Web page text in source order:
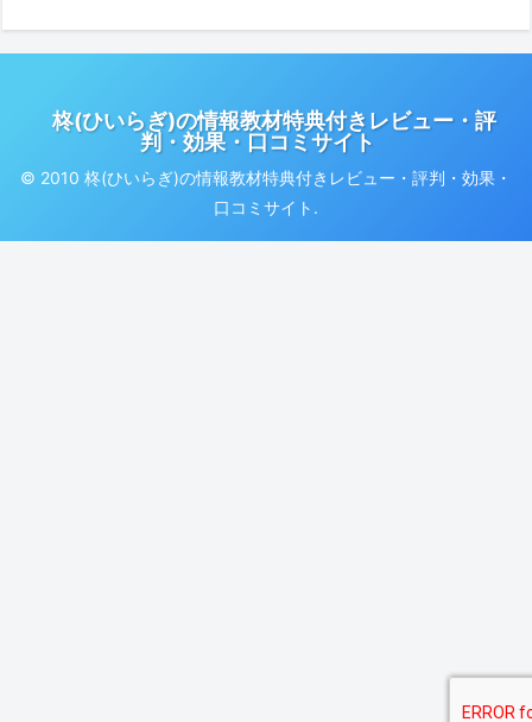
柊(ひいらぎ)の情報教材特典付きレビュー・評
判・効果・口コミサイト
© 2010 柊(ひいらぎ)の情報教材特典付きレビュー・評判・効果・
口コミサイト.